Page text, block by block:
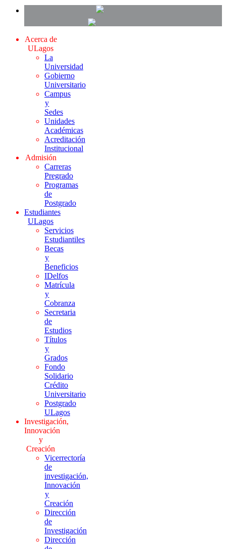
Acerca de
ULagos
La
Universidad
Gobierno
Universitario
Campus
y
Sedes
Unidades
Académicas
Acreditación
Institucional
Admisión
Carreras
Pregrado
Programas
de
Postgrado
Estudiantes
ULagos
Servicios
Estudiantiles
Becas
y
Beneficios
IDelfos
Matrícula
y
Cobranza
Secretaria
de
Estudios
Títulos
y
Grados
Fondo
Solidario
Crédito
Universitario
Postgrado
ULagos
Investigación,
Innovación
y
Creación
Vicerrectoría
de
investigación,
Innovación
y
Creación
Dirección
de
Investigación
Dirección